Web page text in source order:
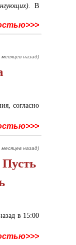
В
назад)
согласно
назад)
в 15:00